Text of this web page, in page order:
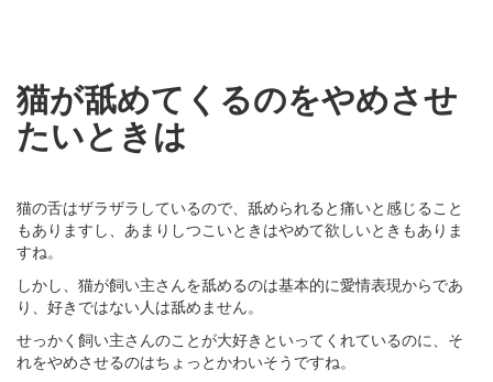
猫が舐めてくるのをやめさせ
たいときは
猫の舌はザラザラしているので、舐められると痛いと感じること
もありますし、あまりしつこいときはやめて欲しいときもありま
すね。
しかし、猫が飼い主さんを舐めるのは基本的に愛情表現からであ
り、好きではない人は舐めません。
せっかく飼い主さんのことが大好きといってくれているのに、そ
れをやめさせるのはちょっとかわいそうですね。